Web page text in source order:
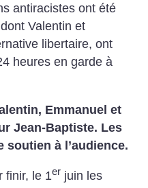
antiracistes ont été
Valentin et
libertaire, ont
heures en garde à
Emmanuel et
Jean-Baptiste. Les
soutien à l’audience.
finir, le 1er juin les